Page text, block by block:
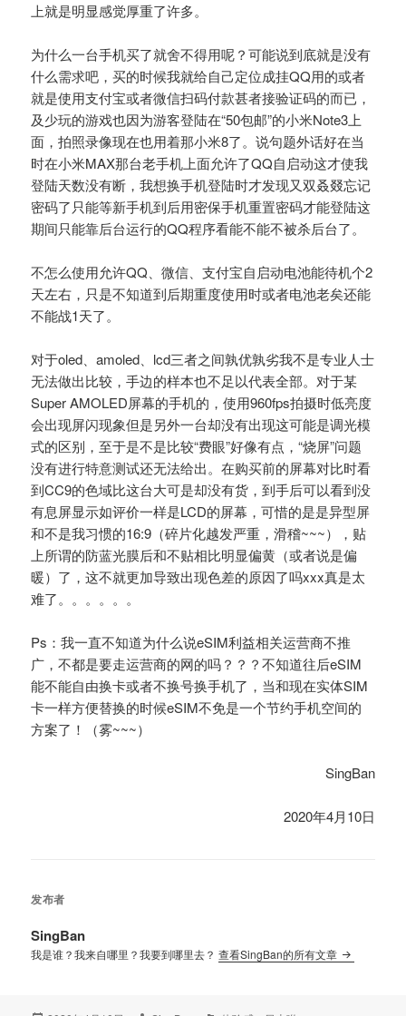
上就是明显感觉厚重了许多。
为什么一台手机买了就舍不得用呢？可能说到底就是没有
什么需求吧，买的时候我就给自己定位成挂QQ用的或者
就是使用支付宝或者微信扫码付款甚者接验证码的而已，
及少玩的游戏也因为游客登陆在“50包邮”的小米Note3上
面，拍照录像现在也用着那小米8了。说句题外话好在当
时在小米MAX那台老手机上面允许了QQ自启动这才使我
登陆天数没有断，我想换手机登陆时才发现又双叒叕忘记
密码了只能等新手机到后用密保手机重置密码才能登陆这
期间只能靠后台运行的QQ程序看能不能不被杀后台了。
不怎么使用允许QQ、微信、支付宝自启动电池能待机个2
天左右，只是不知道到后期重度使用时或者电池老矣还能
不能战1天了。
对于oled、amoled、lcd三者之间孰优孰劣我不是专业人士
无法做出比较，手边的样本也不足以代表全部。对于某
Super AMOLED屏幕的手机的，使用960fps拍摄时低亮度
会出现屏闪现象但是另外一台却没有出现这可能是调光模
式的区别，至于是不是比较“费眼”好像有点，“烧屏”问题
没有进行特意测试还无法给出。在购买前的屏幕对比时看
到CC9的色域比这台大可是却没有货，到手后可以看到没
有息屏显示如评价一样是LCD的屏幕，可惜的是是异型屏
和不是我习惯的16:9（碎片化越发严重，滑稽~~~），贴
上所谓的防蓝光膜后和不贴相比明显偏黄（或者说是偏
暖）了，这不就更加导致出现色差的原因了吗xxx真是太
难了。。。。。。
Ps：我一直不知道为什么说eSIM利益相关运营商不推
广，不都是要走运营商的网的吗？？？不知道往后eSIM
能不能自由换卡或者不换号换手机了，当和现在实体SIM
卡一样方便替换的时候eSIM不免是一个节约手机空间的
方案了！（雾~~~）
SingBan
2020年4月10日
发布者
SingBan
我是谁？我来自哪里？我要到哪里去？查看SingBan的所有文章